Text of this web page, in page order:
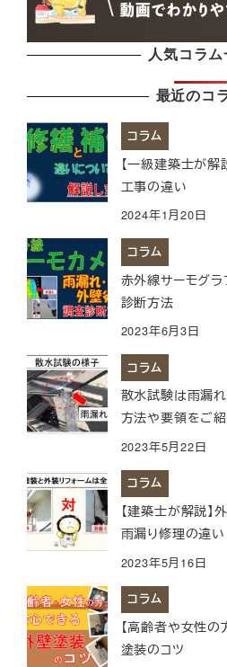
人気コラム
最近のコ
コラム
【一級建築士が
工事の違い
2024年1月20日
コラム
赤外線サーモグ
診断方法
2023年6月3日
コラム
散水試験は雨漏
方法や要領をご
2023年5月22日
コラム
【建築士が解説】
雨漏り修理の違い
2023年5月16日
コラム
【高齢者や女性
塗装のコツ